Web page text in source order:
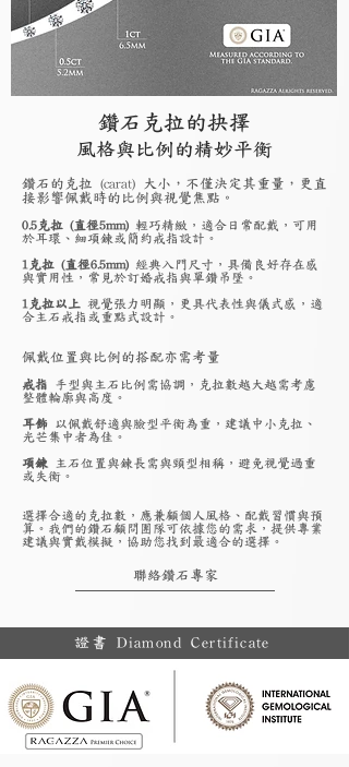
鑽石克拉的抉擇
風格與比例的精妙平衡
鑽石的克拉 (carat) 大小，不僅決定其重量，更直
接影響佩戴時的比例與視覺焦點。
0.5克拉 (直徑5mm) 輕巧精緻，適合日常配戴，可用
於耳環、細項鍊或簡約戒指設計。
1克拉 (直徑6.5mm) 經典入門尺寸，具備良好存在感
與實用性，常見於訂婚戒指與單鑽吊墜。
1克拉以上 視覺張力明顯，更具代表性與儀式感，適
合主石戒指或重點式設計。
佩戴位置與比例的搭配亦需考量
戒指 手型與主石比例需協調，克拉數越大越需考慮
整體輪廓與高度。
耳飾 以佩戴舒適與臉型平衡為重，建議中小克拉、
光芒集中者為佳。
項鍊 主石位置與鍊長需與頸型相稱，避免視覺過重
或失衡。
選擇合適的克拉數，應兼顧個人風格、配戴習慣與預
算。我們的鑽石顧問團隊可依據您的需求，提供專業
建議與實戴模擬，協助您找到最適合的選擇。
聯絡鑽石專家
證書 Diamond Certificate